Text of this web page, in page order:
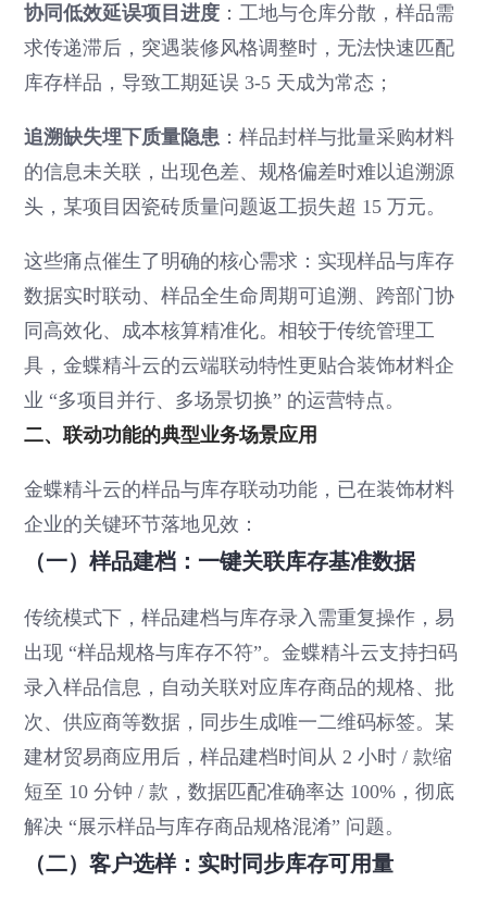
协同低效延误项目进度 ：工地与仓库分散，样品需
求传递滞后，突遇装修风格调整时，无法快速匹配
库存样品，导致工期延误 3-5 天成为常态；
追溯缺失埋下质量隐患 ：样品封样与批量采购材料
的信息未关联，出现色差、规格偏差时难以追溯源
头，某项目因瓷砖质量问题返工损失超 15 万元。
这些痛点催生了明确的核心需求：实现样品与库存
数据实时联动、样品全生命周期可追溯、跨部门协
同高效化、成本核算精准化。相较于传统管理工
具，金蝶精斗云的云端联动特性更贴合装饰材料企
业 “多项目并行、多场景切换” 的运营特点。
二、联动功能的典型业务场景应用
金蝶精斗云的样品与库存联动功能，已在装饰材料
企业的关键环节落地见效：
（一）样品建档：一键关联库存基准数据
传统模式下，样品建档与库存录入需重复操作，易
出现 “样品规格与库存不符”。金蝶精斗云支持扫码
录入样品信息，自动关联对应库存商品的规格、批
次、供应商等数据，同步生成唯一二维码标签。某
建材贸易商应用后，样品建档时间从 2 小时 / 款缩
短至 10 分钟 / 款，数据匹配准确率达 100%，彻底
解决 “展示样品与库存商品规格混淆” 问题。
（二）客户选样：实时同步库存可用量